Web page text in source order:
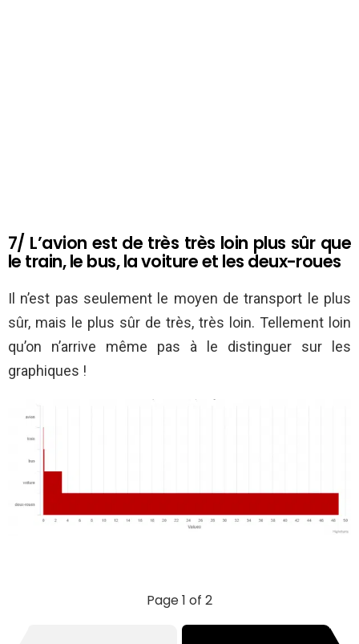
7/ L’avion est de très très loin plus sûr que
le train, le bus, la voiture et les deux-roues
Il n’est pas seulement le moyen de transport le plus
sûr, mais le plus sûr de très, très loin. Tellement loin
qu’on n’arrive même pas à le distinguer sur les
graphiques !
Page 1 of 2